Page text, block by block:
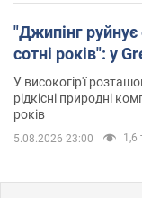
"Джипінг
сотні років": у
У високогір'ї
рідкісні природні
років
5.08.2026 23:00 1,6